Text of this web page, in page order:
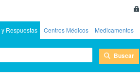
Respuestas Centros Médicos Medicamentos
Buscar